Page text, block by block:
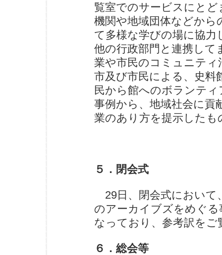
覧室でのサービスにとど
機関や地域団体などから
て多様な学びの場に協力
他の行政部門と連携して
業や市民のコミュニティ
市及び市民による、史料
民から館へのボランテ
事例から、地域社会に貢
業のあり方を提示したも
５．閉会式
29日、閉会式において
のアーカイブズをめぐ
なっており、参考訳を
６．総会等